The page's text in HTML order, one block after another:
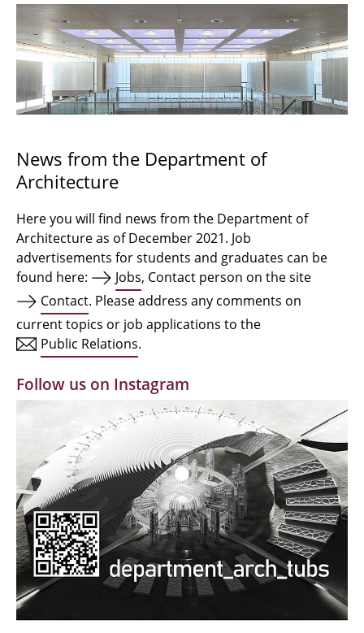
Admission procedure 2024
Bachelor Architecture
Bachelor Architecture+
Qualification profile
Semester Programme
Internationales
Facilities
Alumni | cloud club
Documents and Downloads
News from the Department of
Architecture
Here you will find news from the Department of
Architecture as of December 2021. Job
advertisements for students and graduates can be
found here:
Jobs, Contact person on the site
Contact. Please address any comments on
current topics or job applications to the
Public Relations.
Follow us on Instagram